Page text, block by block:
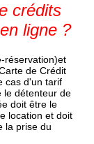
crédits
ligne ?
réservation)et
de Crédit
cas d'un tarif
le détenteur de
doit être le
location et doit
la prise du